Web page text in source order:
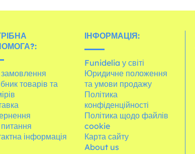
товарів та
питання
інформація
ІНФОРМАЦІЯ:
Funidelia у світі
Юридичне положення
та умови продажу
Політика
конфіденційності
Політика щодо файлів
cookie
Карта сайту
About us